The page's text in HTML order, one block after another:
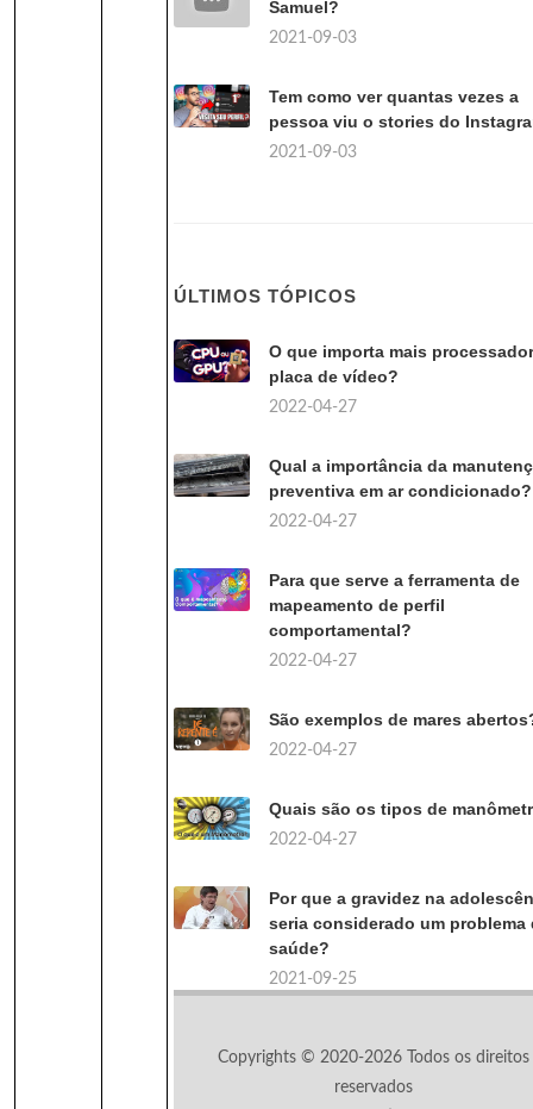
Samuel?
2021-09-03
Tem como ver quantas vezes a
pessoa viu o stories do
2021-09-03
ÚLTIMOS TÓPICOS
O que importa mais
placa de vídeo?
2022-04-27
Qual a importância da
preventiva em ar condicionado?
2022-04-27
Para que serve a ferramenta de
mapeamento de perfil
comportamental?
2022-04-27
São exemplos de mares
2022-04-27
Quais são os tipos de
2022-04-27
Por que a gravidez na
seria considerado um problema
saúde?
2021-09-25
Copyrights © 2020-2026 Todos os direitos
reservados